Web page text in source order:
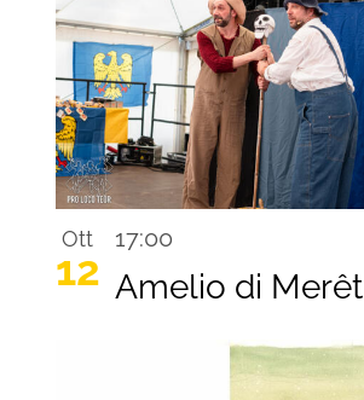
Ott
12
17:00
Amelio di Merêt